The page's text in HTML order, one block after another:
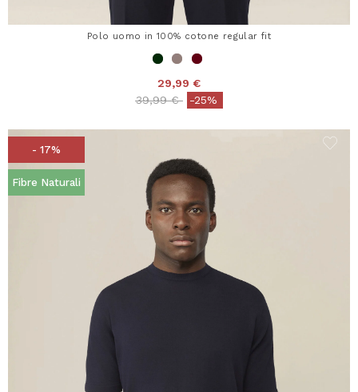
Polo uomo in 100% cotone regular fit
29,99 €
Price reduced from
39,99 €to-25%
- 17%
Fibre Naturali